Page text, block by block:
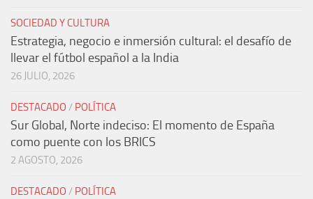
SOCIEDAD Y CULTURA
Estrategia, negocio e inmersión cultural: el desafío de
llevar el fútbol español a la India
26 JULIO, 2026
DESTACADO / POLÍTICA
Sur Global, Norte indeciso: El momento de España
como puente con los BRICS
2 AGOSTO, 2026
DESTACADO / POLÍTICA